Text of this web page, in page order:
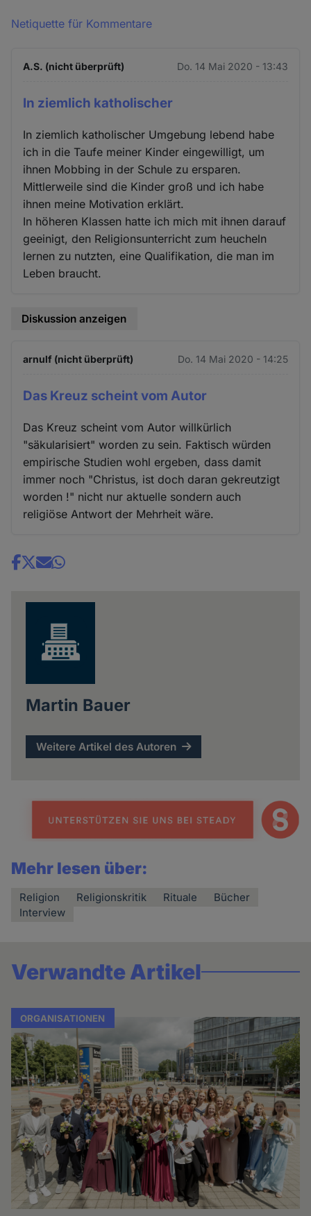
Netiquette für Kommentare
A.S. (nicht überprüft) Do. 14 Mai 2020 - 13:43
In ziemlich katholischer
In ziemlich katholischer Umgebung lebend habe
ich in die Taufe meiner Kinder eingewilligt, um
ihnen Mobbing in der Schule zu ersparen.
Mittlerweile sind die Kinder groß und ich habe
ihnen meine Motivation erklärt.
In höheren Klassen hatte ich mich mit ihnen darauf
geeinigt, den Religionsunterricht zum heucheln
lernen zu nutzten, eine Qualifikation, die man im
Leben braucht.
Diskussion anzeigen
arnulf (nicht überprüft) Do. 14 Mai 2020 - 14:25
Das Kreuz scheint vom Autor
Das Kreuz scheint vom Autor willkürlich
"säkularisiert" worden zu sein. Faktisch würden
empirische Studien wohl ergeben, dass damit
immer noch "Christus, ist doch daran gekreutzigt
worden !" nicht nur aktuelle sondern auch
religiöse Antwort der Mehrheit wäre.
Share
Martin Bauer
Weitere Artikel des Autoren
Mehr lesen über:
Religion Religionskritik Rituale
Bücher
Interview
Verwandte Artikel
ORGANISATIONEN